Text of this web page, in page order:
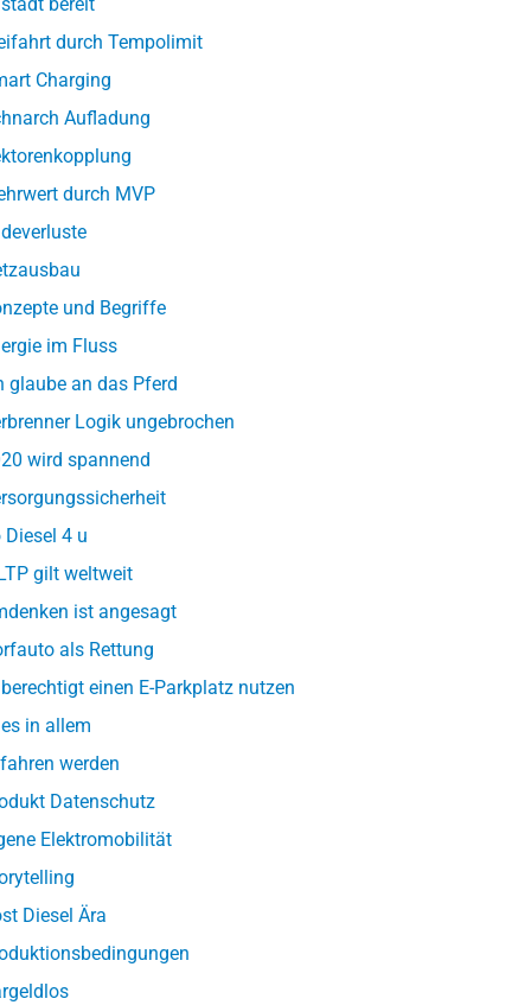
durch Tempolimit
Charging
Aufladung
durch MVP
und Begriffe
im Fluss
glaube an das Pferd
Logik ungebrochen
wird spannend
Diesel 4 u
gilt weltweit
ist angesagt
als Rettung
einen E-Parkplatz nutzen
in allem
werden
Datenschutz
Elektromobilität
Diesel Ära